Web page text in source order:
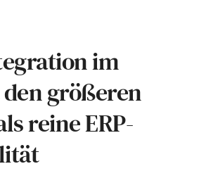
im
größeren
reine ERP-